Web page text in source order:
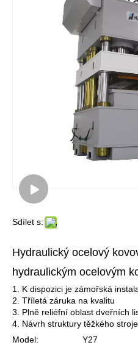
Sdílet s:
Hydraulický ocelový
hydraulickým ocelovým
1. K dispozici je zámořská
2. Tříletá záruka na kvalitu
3. Plně reliéfní oblast dveřních
4. Návrh struktury těžkého stroje
Model:
Y27